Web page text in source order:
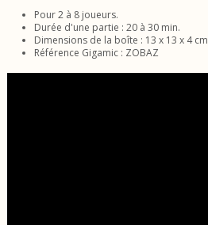
Pour 2 à 8 joueurs.
Durée d'une partie : 20 à 30 min.
Dimensions de la boîte : 13 x 13 x 4 cm
Référence Gigamic : ZOBAZ